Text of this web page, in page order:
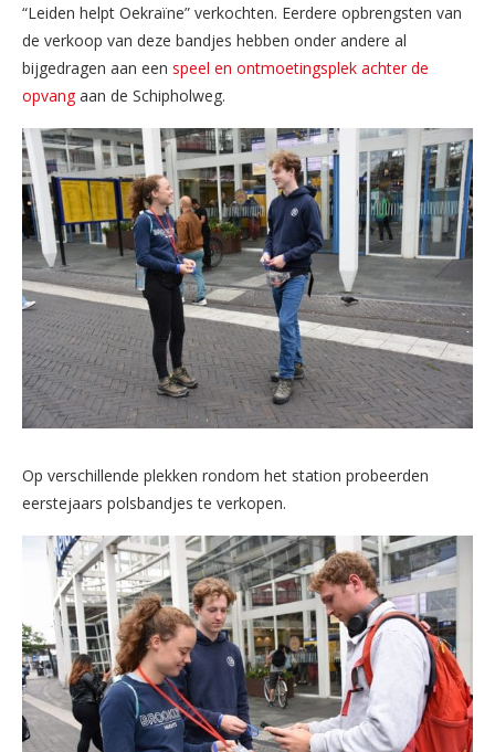
“Leiden helpt Oekraïne” verkochten. Eerdere opbrengsten van
de verkoop van deze bandjes hebben onder andere al
bijgedragen aan een speel en ontmoetingsplek achter de
opvangaan de Schipholweg.
Op verschillende plekken rondom het station probeerden
eerstejaars polsbandjes te verkopen.